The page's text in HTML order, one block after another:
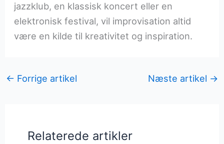
jazzklub, en klassisk koncert eller en
elektronisk festival, vil improvisation altid
være en kilde til kreativitet og inspiration.
← Forrige artikel Næste artikel →
Relaterede artikler